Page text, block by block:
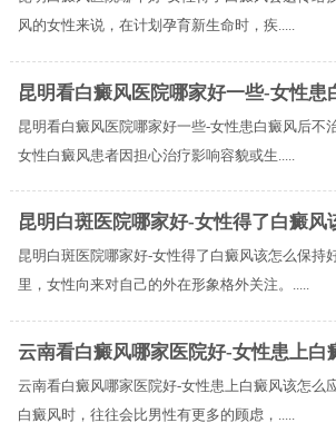
风的女性来说，在计划孕育新生命时，疾.....
昆明看白癜风医院哪家好一些-女性患
昆明看白癜风医院哪家好一些-女性患白癜风后不
女性白癜风患者因担心治疗影响容貌或生.....
昆明白斑医院哪家好-女性得了白癜风
昆明白斑医院哪家好-女性得了白癜风该怎么保持
里，女性向来对自己的外在形象格外关注。.....
云南看白癜风哪家医院好-女性患上白
云南看白癜风哪家医院好-女性患上白癜风该怎么
白癜风时，往往会比男性有更多的顾虑，.....